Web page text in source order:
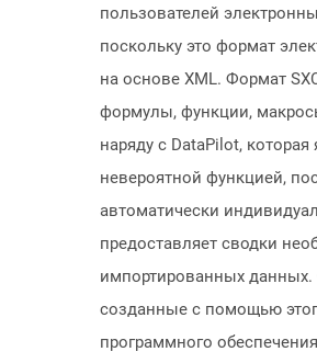
пользователей
поскольку это формат
на основе XML. Формат
формулы, функции,
наряду с DataPilot, которая
невероятной функцией,
автоматически
предоставляет сводки
импортированных
созданные с помощью
программного